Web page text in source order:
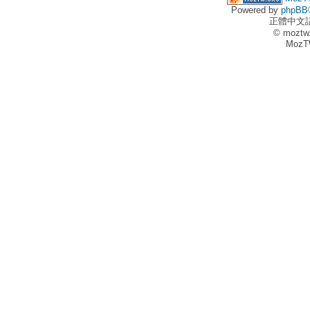
Powered by phpBB
正體中文
©